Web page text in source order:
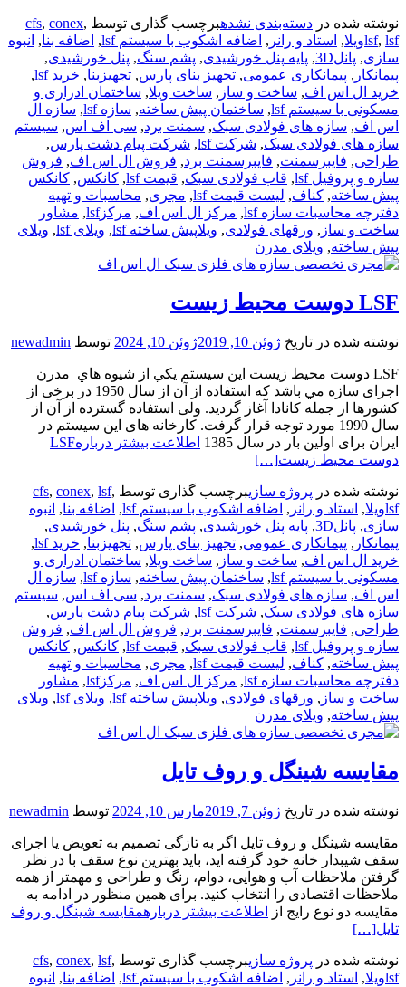
نوشته شده در دسته‌بندی نشدهبرچسب گذاری توسط cfs, conex,
lsf, lsfویلا , استاد و رانر , اضافه اشکوب با سیستم lsf , اضافه بنا, انبوه
سازی, پانل3D , پایه پنل خورشیدی, پشم سنگ, پنل خورشیدی,
پیمانکار , پیمانکاری عمومی, تجهیز بنای پارس, تجهیزبنا, خرید lsf
,
خرید ال اس اف, ساخت و ساز , ساخت ویلا, ساختمان ادراری و
مسکونی با سیستم lsf
, ساختمان پیش ساخته, سازه lsf , سازه ال
اس اف, سازه های فولادی سبک, سمنت برد, سی اف اس, سیستم
سازه های فولادی سبک, شرکت lsf , شرکت پیام دشت پارس,
طراحی, فایبرسمنت, فایبرسمنت برد, فروش ال اس اف, فروش
سازه و پروفیل lsf
, قاب فولادی سبک, قیمت lsf , کانکس, کانکس
پیش ساخته, کناف, لیست قیمت lsf , مجری, محاسبات و تهیه
دفترچه محاسبات سازه lsf
, مرکز ال اس اف, مرکزlsf , مشاور
ساخت و ساز , ورقهای فولادی, ویلاپیش ساخته lsf , ویلای lsf , ویلای
پیش ساخته, ویلای مدرن
LSF دوست محیط زیست
نوشته شده در تاریخ ژوئن 10, 2019 ژوئن 10, 2024 توسط newadmin
LSF دوست محیط زیست این سیستم يكي از شيوه هاي مدرن
اجرای سازه مي باشد كه استفاده از آن از سال 1950 در برخی از
کشورها از جمله کانادا آغاز گردید. ولی استفاده گسترده از آن از
سال 1990 مورد توجه قرار گرفت. کارخانه های این سیستم در
ایران برای اولین بار در سال 1385
اطلاعت بیشتر دربارهLSF
دوست محیط زیست[…]
نوشته شده در پروژه سازیبرچسب گذاری توسط cfs, conex, lsf,
lsfویلا
, استاد و رانر , اضافه اشکوب با سیستم lsf , اضافه بنا, انبوه
سازی, پانل3D , پایه پنل خورشیدی, پشم سنگ, پنل خورشیدی,
پیمانکار , پیمانکاری عمومی, تجهیز بنای پارس, تجهیزبنا, خرید lsf
,
خرید ال اس اف, ساخت و ساز , ساخت ویلا, ساختمان ادراری و
مسکونی با سیستم lsf
, ساختمان پیش ساخته, سازه lsf , سازه ال
اس اف, سازه های فولادی سبک, سمنت برد, سی اف اس, سیستم
سازه های فولادی سبک, شرکت lsf , شرکت پیام دشت پارس,
طراحی, فایبرسمنت, فایبرسمنت برد, فروش ال اس اف, فروش
سازه و پروفیل lsf
, قاب فولادی سبک, قیمت lsf , کانکس, کانکس
پیش ساخته, کناف, لیست قیمت lsf , مجری, محاسبات و تهیه
دفترچه محاسبات سازه lsf
, مرکز ال اس اف, مرکزlsf , مشاور
ساخت و ساز , ورقهای فولادی, ویلاپیش ساخته lsf , ویلای lsf , ویلای
پیش ساخته, ویلای مدرن
مقایسه شینگل و روف تایل
نوشته شده در تاریخ ژوئن 7, 2019 مارس 10, 2024 توسط newadmin
مقایسه شینگل و روف تایل اگر به تازگی تصمیم به تعویض یا اجرای
سقف شیبدار خانه خود گرفته اید، باید بهترین نوع سقف با در نظر
گرفتن ملاحظات آب و هوایی، دوام، رنگ و طراحی و مهمتر از همه
ملاحظات اقتصادی را انتخاب کنید. برای همین منظور در ادامه به
مقایسه دو نوع رایج از
اطلاعت بیشتر دربارهمقایسه شینگل و روف
تایل[…]
نوشته شده در پروژه سازیبرچسب گذاری توسط cfs, conex, lsf,
lsfویلا
, استاد و رانر , اضافه اشکوب با سیستم lsf , اضافه بنا, انبوه